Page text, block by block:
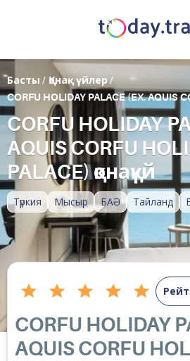
Түркия Мысыр БАӘ Тайланд
Басты / Қонақ үйлер/
CORFU HOLIDAY PALACE (EX. AQUIS
CORFU HOLIDAY
AQUIS CORFU
PALACE) қонақүй
CORFU HOLIDAY
AQUIS CORFU